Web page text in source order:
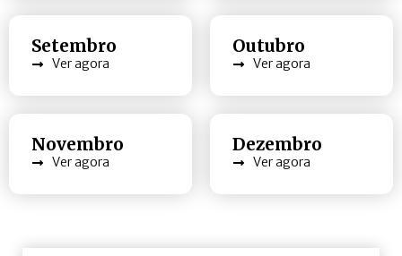
Setembro
Ver agora
Outubro
Ver agora
Novembro
Ver agora
Dezembro
Ver agora